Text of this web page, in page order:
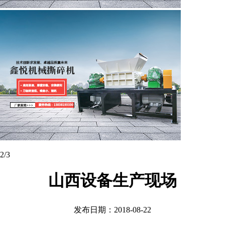
3/3
山西设备生产现场
发布日期：2018-08-22